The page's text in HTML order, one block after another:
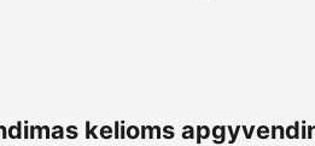
kelioms